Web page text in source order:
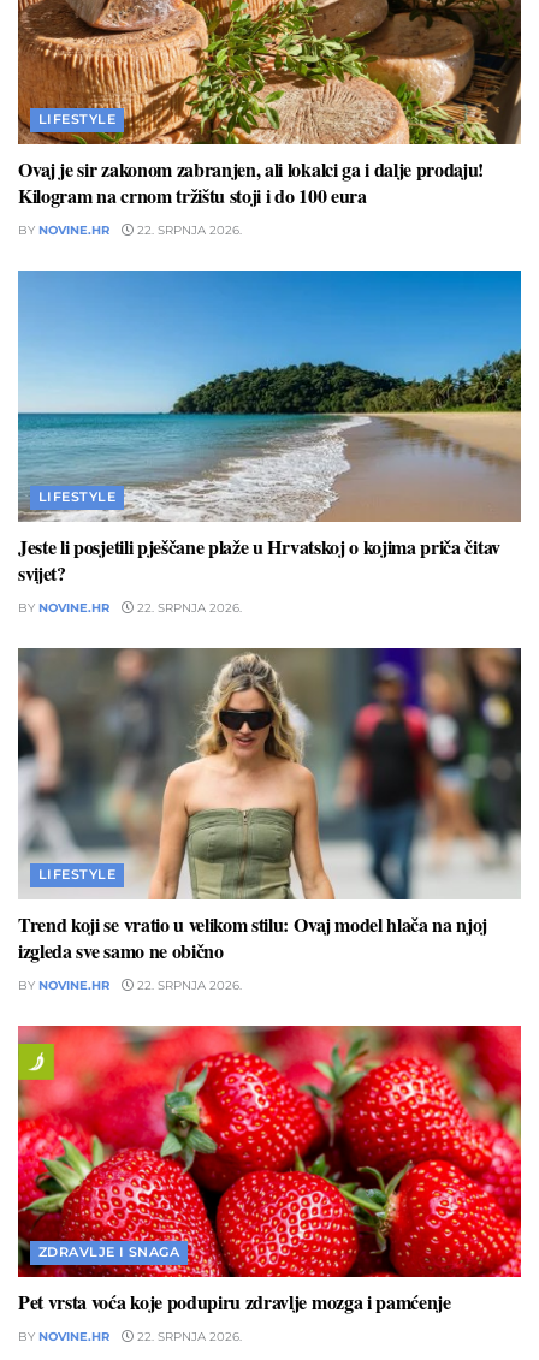
LIFESTYLE
Ovaj je sir zakonom zabranjen, ali lokalci ga i dalje prodaju!
Kilogram na crnom tržištu stoji i do 100 eura
BY NOVINE.HR 22. SRPNJA 2026.
LIFESTYLE
Jeste li posjetili pješčane plaže u Hrvatskoj o kojima priča čitav
svijet?
BY NOVINE.HR 22. SRPNJA 2026.
LIFESTYLE
Trend koji se vratio u velikom stilu: Ovaj model hlača na njoj
izgleda sve samo ne obično
BY NOVINE.HR 22. SRPNJA 2026.
ZDRAVLJE I SNAGA
Pet vrsta voća koje podupiru zdravlje mozga i pamćenje
BY NOVINE.HR 22. SRPNJA 2026.